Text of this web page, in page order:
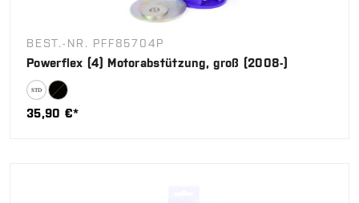
BEST.-NR. PFF85704P
Powerflex (4) Motorabstützung, groß (2008-)
35,90 €*